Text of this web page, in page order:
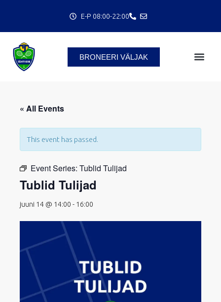
E-P 08:00-22:00
BRONEERI VÄLJAK
« All Events
This event has passed.
Event Series: Tublid Tulijad
Tublid Tulijad
juuni 14 @ 14:00 - 16:00